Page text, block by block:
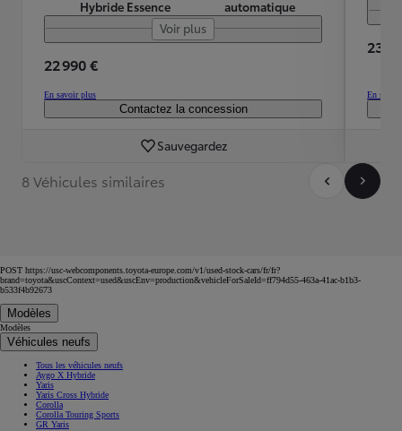
Hybride Essence
automatique
Voir plus
22 990 €
En savoir plus
Contactez la concession
Sauvegardez
23
En
8 Véhicules similaires
POST https://usc-webcomponents.toyota-europe.com/v1/used-stock-cars/fr/fr?
brand=toyota&uscContext=used&uscEnv=production&vehicleForSaleId=ff794d55-463a-41ac-b1b3-
b533f4b92673
Modèles
Modèles
Véhicules neufs
Tous les véhicules neufs
Aygo X Hybride
Yaris
Yaris Cross Hybride
Corolla
Corolla Touring Sports
GR Yaris